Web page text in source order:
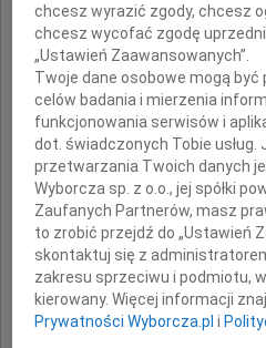
chcesz wyrazić zgody, chcesz
chcesz wycofać zgodę
„Ustawień Zaawansowanych”.
Twoje dane osobowe mogą
celów badania i mierzenia
funkcjonowania serwisów i
dot. świadczonych Tobie usług.
przetwarzania Twoich danych
Wyborcza sp. z o.o., jej spółki
Zaufanych Partnerów, masz
to zrobić przejdź do „Ustawień
skontaktuj się z
zakresu sprzeciwu i podmiotu,
kierowany. Więcej informacji
Prywatności Wyborcza.pl i